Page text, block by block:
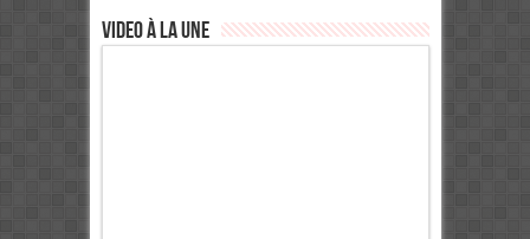
Video à la Une